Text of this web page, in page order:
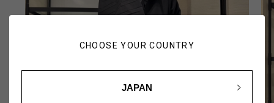
CHOOSE YOUR COUNTRY
JAPAN